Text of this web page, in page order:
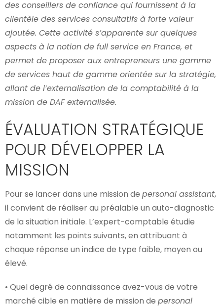
des conseillers de confiance qui fournissent à la
clientèle des services consultatifs à forte valeur
ajoutée. Cette activité s’apparente sur quelques
aspects à la notion de full service en France, et
permet de proposer aux entrepreneurs une gamme
de services haut de gamme orientée sur la stratégie,
allant de l’externalisation de la comptabilité à la
mission de DAF externalisée.
ÉVALUATION STRATÉGIQUE
POUR DÉVELOPPER LA
MISSION
Pour se lancer dans une mission de personal assistant,
il convient de réaliser au préalable un auto-diagnostic
de la situation initiale. L’expert-comptable étudie
notamment les points suivants, en attribuant à
chaque réponse un indice de type faible, moyen ou
élevé.
• Quel degré de connaissance avez-vous de votre
marché cible en matière de mission de personal